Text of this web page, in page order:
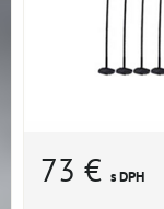
73 € s DPH